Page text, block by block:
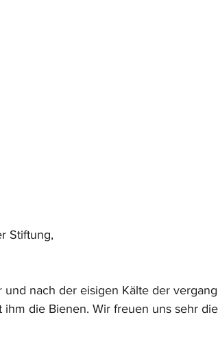
Stiftung,
nach der eisigen Kälte der
die Bienen. Wir freuen uns sehr